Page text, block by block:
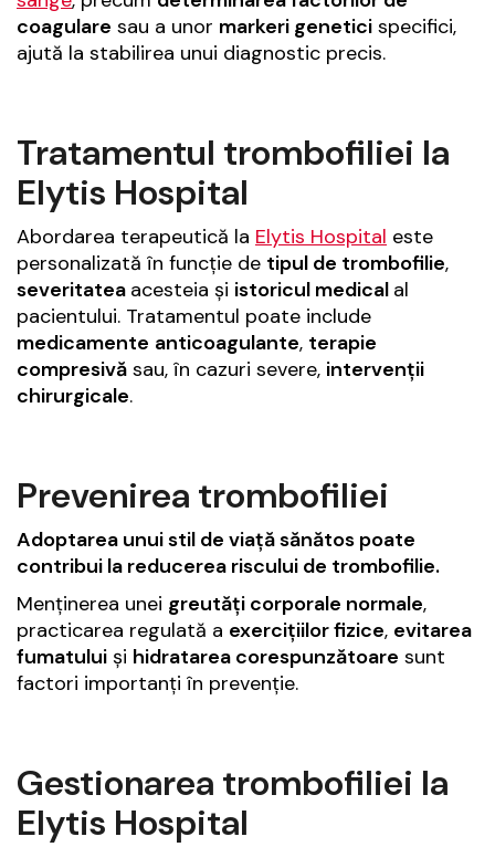
coagulare sau a unor markeri genetici specifici,
ajută la stabilirea unui diagnostic precis.
Tratamentul trombofiliei la
Elytis Hospital
Abordarea terapeutică la Elytis Hospital este
personalizată în funcție de tipul de trombofilie,
severitatea acesteia și istoricul medical al
pacientului. Tratamentul poate include
medicamente anticoagulante, terapie
compresivă sau, în cazuri severe, intervenții
chirurgicale.
Prevenirea trombofiliei
Adoptarea unui stil de viață sănătos poate
contribui la reducerea riscului de trombofilie.
Menținerea unei greutăți corporale normale,
practicarea regulată a exercițiilor fizice, evitarea
fumatului și hidratarea corespunzătoare sunt
factori importanți în prevenție.
Gestionarea trombofiliei la
Elytis Hospital